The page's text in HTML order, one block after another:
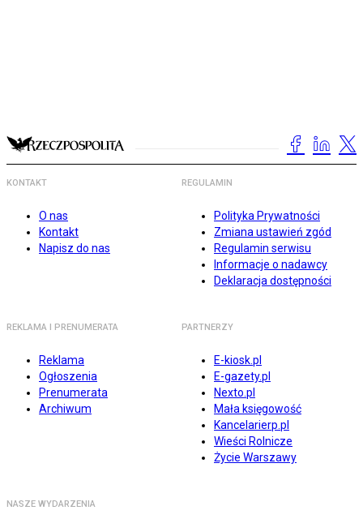
KONTAKT
O nas
Kontakt
Napisz do nas
REGULAMIN
Polityka Prywatności
Zmiana ustawień zgód
Regulamin serwisu
Informacje o nadawcy
Deklaracja dostępności
REKLAMA I PRENUMERATA
Reklama
Ogłoszenia
Prenumerata
Archiwum
PARTNERZY
E-kiosk.pl
E-gazety.pl
Nexto.pl
Mała księgowość
Kancelarierp.pl
Wieści Rolnicze
Życie Warszawy
NASZE WYDARZENIA